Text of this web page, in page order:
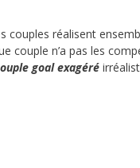
couples réalisent
couple n’a pas les
goal exagéré